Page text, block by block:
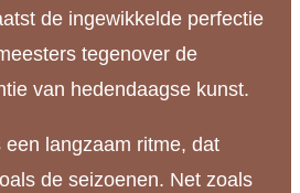
de ingewikkelde perfectie
tegenover de
van hedendaagse kunst.
langzaam ritme, dat
de seizoenen. Net zoals